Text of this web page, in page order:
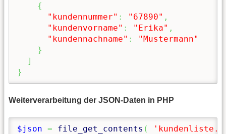
{
"kundennummer" : "67890" ,
"kundenvorname" : "Erika" ,
"kundennachname" :
"Mustermann"
}
]
}
Weiterverarbeitung der JSON-Daten in PHP
$json = file_get_contents (